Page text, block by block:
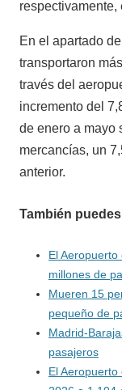
En el apartado
transportaron
través del
incremento del
de enero a mayo
mercancías, un
anterior.
También puedes
El
millones de
Mueren 15
pequeño de
Madrid-
pasajeros
El